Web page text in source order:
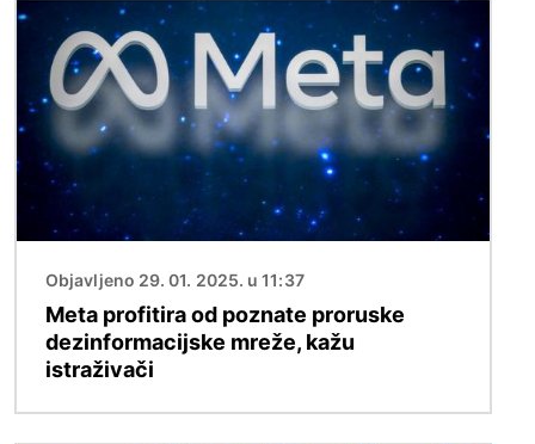
Slika
Objavljeno 29. 01. 2025. u 11:37
Meta profitira od poznate proruske
dezinformacijske mreže, kažu
istraživači